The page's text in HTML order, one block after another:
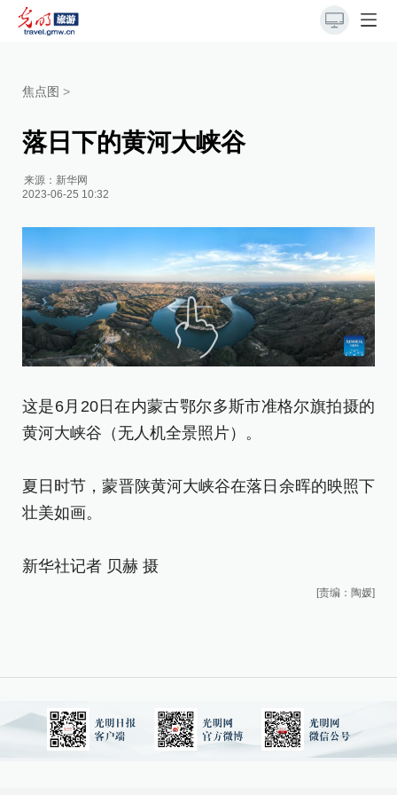
焦点图 >
落日下的黄河大峡谷
来源： 新华网
2023-06-25 10:32
这是6月20日在内蒙古鄂尔多斯市准格尔旗拍摄的
黄河大峡谷（无人机全景照片）。
夏日时节，蒙晋陕黄河大峡谷在落日余晖的映照下
壮美如画。
新华社记者 贝赫 摄
[责编：陶媛]